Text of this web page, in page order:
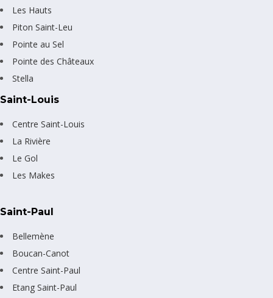
Les Hauts
Piton Saint-Leu
Pointe au Sel
Pointe des Châteaux
Stella
Saint-Louis
Centre Saint-Louis
La Rivière
Le Gol
Les Makes
Saint-Paul
Bellemène
Boucan-Canot
Centre Saint-Paul
Etang Saint-Paul